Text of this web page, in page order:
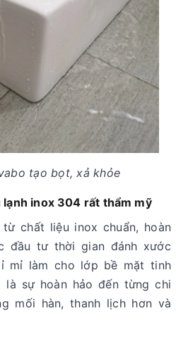
tạo bọt, xả khỏe
inox 304 rất thẩm mỹ
từ chất liệu inox chuẩn, hoàn
đầu tư thời gian đánh xước
mỉ làm cho lớp bề mặt tinh
là sự hoàn hảo đến từng chi
mối hàn, thanh lịch hơn và